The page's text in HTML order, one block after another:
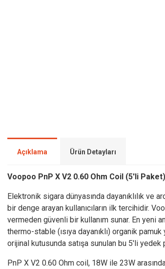
Açıklama Ürün Detayları
Voopoo PnP X V2 0.60 Ohm Coil (5'li
Elektronik sigara dünyasında dayanıklılık ve
bir denge arayan kullanıcıların ilk tercihidir.
vermeden güvenli bir kullanım sunar. En yeni
thermo-stable (ısıya dayanıklı) organik
orijinal kutusunda satışa sunulan bu 5'li
PnP X V2 0.60 Ohm coil, 18W ile 23W